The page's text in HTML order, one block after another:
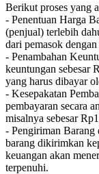
Berikut proses yang
- Penentuan Harga
(penjual) terlebih
dari pemasok
- Penambahan
keuntungan sebesar
yang harus dibayar
- Kesepakatan
pembayaran secara
misalnya sebesar
- Pengiriman Barang
barang dikirimkan
keuangan akan
terpenuhi.